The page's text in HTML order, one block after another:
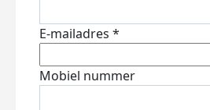
E-mailadres *
Mobiel nummer